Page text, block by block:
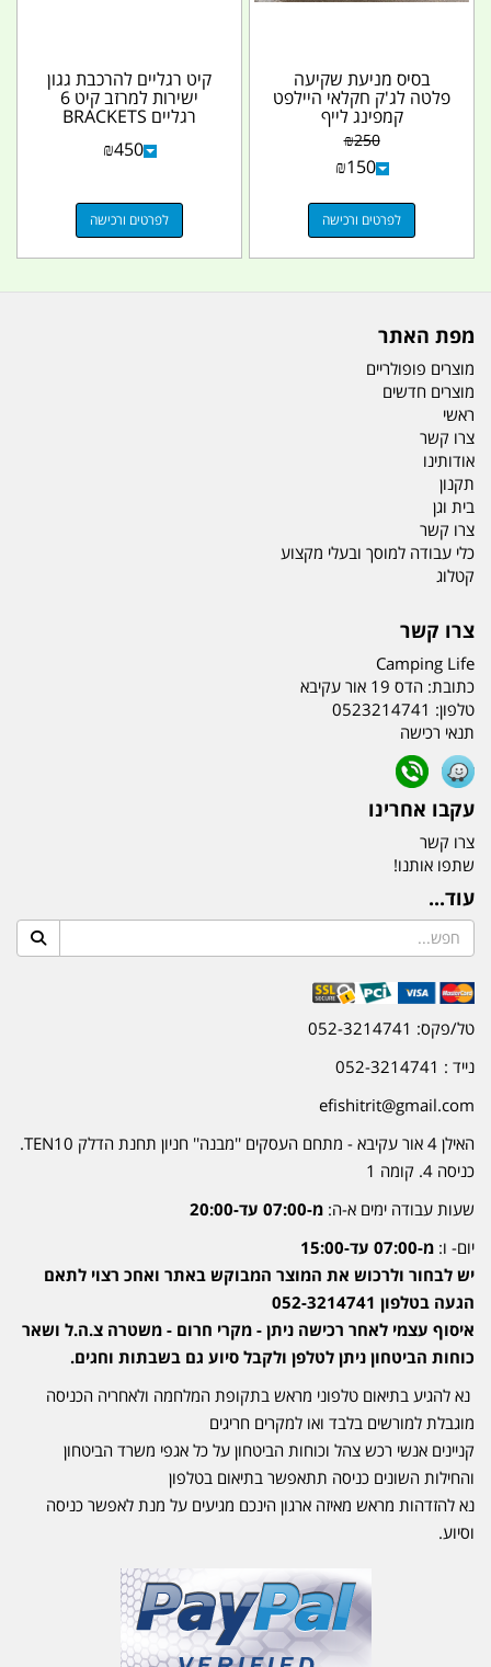
בסיס מניעת שקיעה
פלטה לג'ק חקלאי היילפט
קמפינג לייף
₪250
₪150
לפרטים ורכישה
קיט רגליים להרכבת גגון
ישירות למרזב קיט 6
רגליים BRACKETS
GUTTER...
₪450
לפרטים ורכישה
מפת האתר
מוצרים פופולריים
מוצרים חדשים
ראשי
צרו קשר
אודותינו
תקנון
בית וגן
צרו קשר
כלי עבודה למוסך ובעלי מקצוע
קטלוג
צרו קשר
Camping Life
כתובת: הדס 19 אור עקיבא
טלפון: 0523214741
תנאי רכישה
עקבו אחרינו
צרו קשר
שתפו אותנו!
עוד...
טל/פקס: 052-3214741
נייד : 052-3214741
efishitrit@gmail.com
האילן 4 אור עקיבא - מתחם העסקים ''מבנה'' חניון תחנת הדלק TEN10.
כניסה 4. קומה 1
שעות עבודה ימים א-ה: מ-07:00 עד-20:00
יום- ו: מ-07:00 עד-15:00
יש לבחור ולרכוש את המוצר המבוקש באתר ואחכ רצוי לתאם
הגעה בטלפון 052-3214741
איסוף עצמי לאחר רכישה ניתן - מקרי חרום - משטרה צ.ה.ל ושאר
כוחות הביטחון ניתן לטלפן ולקבל סיוע גם בשבתות וחגים.
נא להגיע בתיאום טלפוני מראש בתקופת המלחמה ולאחריה הכניסה
מוגבלת למורשים בלבד ואו למקרים חריגים
קניינים אנשי רכש צהל וכוחות הביטחון על כל אגפי משרד הביטחון
והחילות השונים כניסה תתאפשר בתיאום בטלפון
נא להזדהות מראש מאיזה ארגון הינכם מגיעים על מנת לאפשר כניסה
וסיוע.